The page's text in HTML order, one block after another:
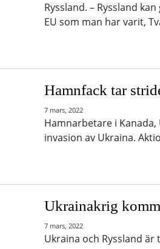
Ryssland. – Ryssland
EU som man har varit,
Hamnfack tar
7 mars, 2022
Hamnarbetare i
invasion av Ukraina.
Ukrainakrig
7 mars, 2022
Ukraina och Ryssland